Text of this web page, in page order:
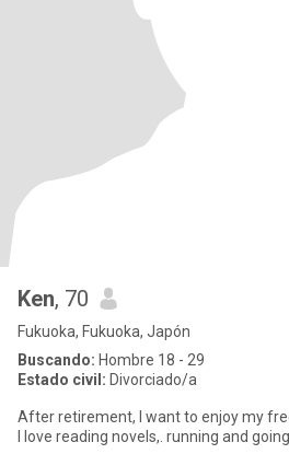
Ken, 70
Fukuoka, Fukuoka, Japón
Buscando: Hombre 18 - 29
Estado civil: Divorciado/a
After retirement, I want to enjoy my free time learning something.
I love reading novels,. running and